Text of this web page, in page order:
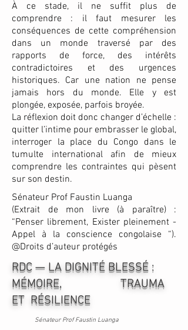
À ce stade, il ne suffit plus de
comprendre : il faut mesurer les
conséquences de cette compréhension
dans un monde traversé par des
rapports de force, des intérêts
contradictoires et des urgences
historiques. Car une nation ne pense
jamais hors du monde. Elle y est
plongée, exposée, parfois broyée.
La réflexion doit donc changer d’échelle :
quitter l’intime pour embrasser le global,
interroger la place du Congo dans le
tumulte international afin de mieux
comprendre les contraintes qui pèsent
sur son destin.
Sénateur Prof Faustin Luanga
(Extrait de mon livre (à paraître) :
“Penser librement, Exister pleinement -
Appel à la conscience congolaise “).
@Droits d’auteur protégés
RDC — LA DIGNITÉ BLESSÉ :
MÉMOIRE, TRAUMA
ET RÉSILIENCE
Sénateur Prof Faustin Luanga